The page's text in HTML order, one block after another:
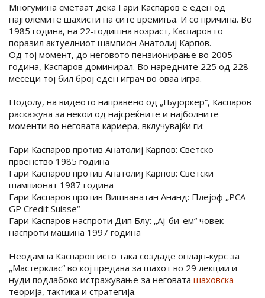
Многумина сметаат дека Гари Каспаров е еден од
најголемите шахисти на сите времиња. И со причина. Во
1985 година, на 22-годишна возраст, Каспаров го
поразил актуелниот шампион Анатолиј Карпов.
Од тој момент, до неговото пензионирање во 2005
година, Каспаров доминирал. Во наредните 225 од 228
месеци тој бил број еден играч во оваа игра.
Подолу, на видеото направено од „Њујоркер“, Каспаров
раскажува за некои од најсреќните и најболните
моменти во неговата кариера, вклучувајќи ги:
Гари Каспаров против Анатолиј Карпов: Светско
првенство 1985 година
Гари Каспаров против Анатолиј Карпов: Светски
шампионат 1987 година
Гари Каспаров против Вишванатан Ананд: Плејоф „PCA-
GP Credit Suisse“
Гари Каспаров наспроти Дип Блу: „Aj-би-ем“ човек
наспроти машина 1997 година
Неодамна Каспаров исто така создаде онлајн-курс за
„Мастерклас“ во кој предава за шахот во 29 лекции и
нуди подлабоко истражување за неговата шаховска
теорија, тактика и стратегија.